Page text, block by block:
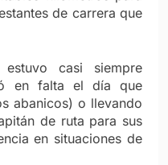
de carrera que
casi siempre
en falta el día que
abanicos) o llevando
de ruta para sus
en situaciones de